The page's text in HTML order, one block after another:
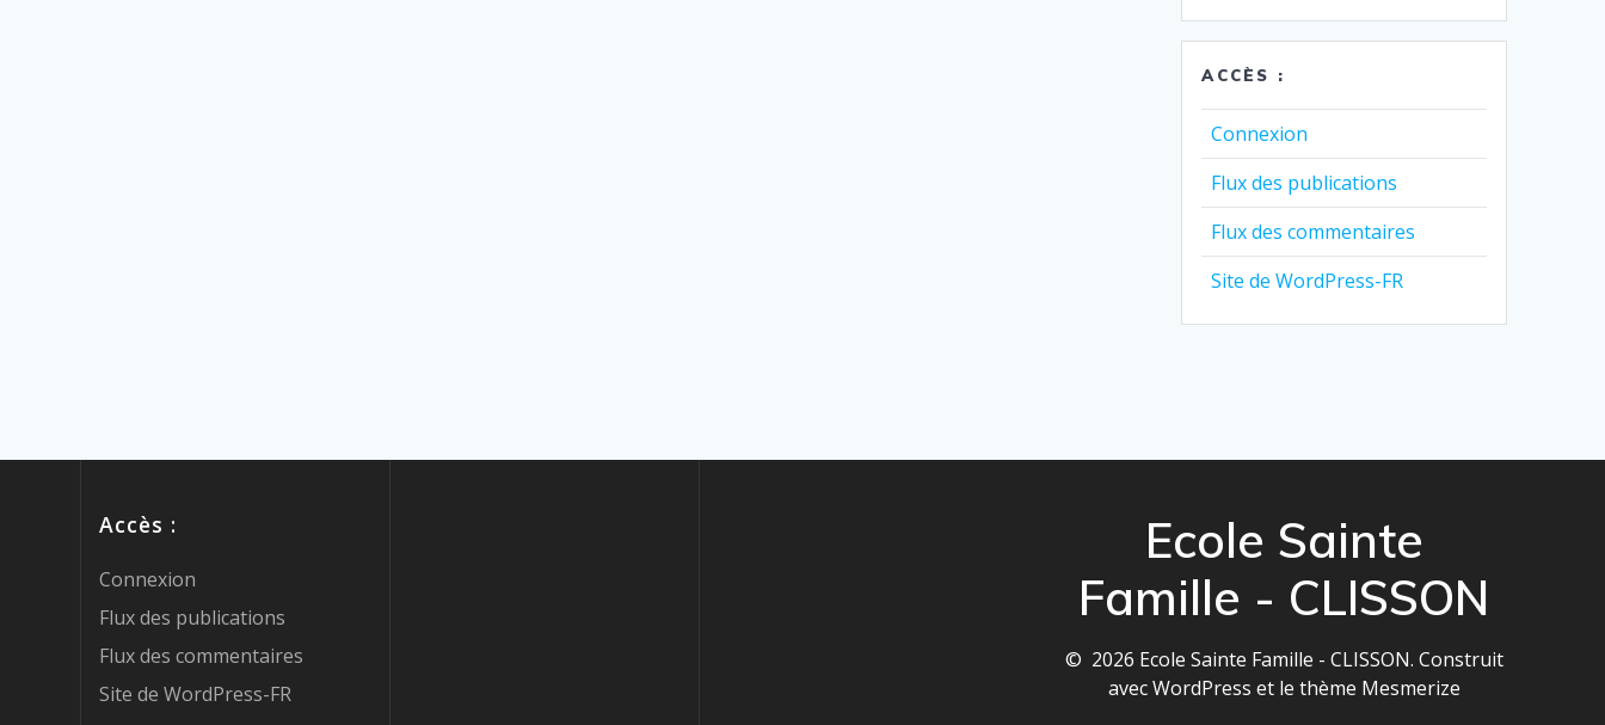
ACCÈS :
Connexion
Flux des publications
Flux des commentaires
Site de WordPress-FR
Accès :
Connexion
Flux des publications
Flux des commentaires
Site de WordPress-FR
Ecole Sainte
Famille - CLISSON
© 2026 Ecole Sainte Famille - CLISSON. Construit
avec WordPress et le thème Mesmerize